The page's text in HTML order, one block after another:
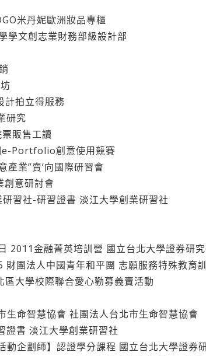
米丹妮歐洲妝品專櫃
文創志業財務部級設計部
計拍立得服務
研究
販售工讀
e-Portfolio創意使用競賽
業”賣’向國際研習會
意研討會
習社-研習證書 淡江大學創業研習社
2011金融菁英培訓營 國立台北大學證券研
團法人中國青年和平團 志願服務特殊教育
大學校際聯合愛心勸募義賣活動
命智慧協會 社團法人台北市生命智慧協會
證書 淡江大學創業研習社
動企劃師】認證學分課程 國立台北大學證券